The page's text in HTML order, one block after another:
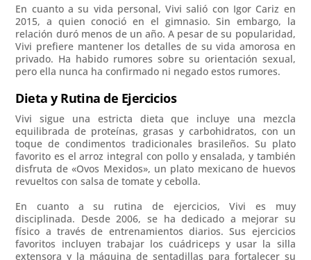
En cuanto a su vida personal, Vivi salió con Igor Cariz en
2015, a quien conoció en el gimnasio. Sin embargo, la
relación duró menos de un año. A pesar de su popularidad,
Vivi prefiere mantener los detalles de su vida amorosa en
privado. Ha habido rumores sobre su orientación sexual,
pero ella nunca ha confirmado ni negado estos rumores.
Dieta y Rutina de Ejercicios
Vivi sigue una estricta dieta que incluye una mezcla
equilibrada de proteínas, grasas y carbohidratos, con un
toque de condimentos tradicionales brasileños. Su plato
favorito es el arroz integral con pollo y ensalada, y también
disfruta de «Ovos Mexidos», un plato mexicano de huevos
revueltos con salsa de tomate y cebolla.
En cuanto a su rutina de ejercicios, Vivi es muy
disciplinada. Desde 2006, se ha dedicado a mejorar su
físico a través de entrenamientos diarios. Sus ejercicios
favoritos incluyen trabajar los cuádriceps y usar la silla
extensora y la máquina de sentadillas para fortalecer su